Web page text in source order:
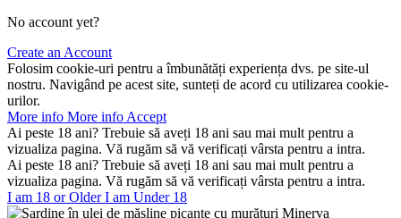
No account yet?
Create an Account
Folosim cookie-uri pentru a îmbunătăți experiența dvs. pe site-ul
nostru. Navigând pe acest site, sunteți de acord cu utilizarea cookie-
urilor.
More info More info Accept
Ai peste 18 ani? Trebuie să aveți 18 ani sau mai mult pentru a
vizualiza pagina. Vă rugăm să vă verificați vârsta pentru a intra.
Ai peste 18 ani? Trebuie să aveți 18 ani sau mai mult pentru a
vizualiza pagina. Vă rugăm să vă verificați vârsta pentru a intra.
I am 18 or OlderI am Under 18